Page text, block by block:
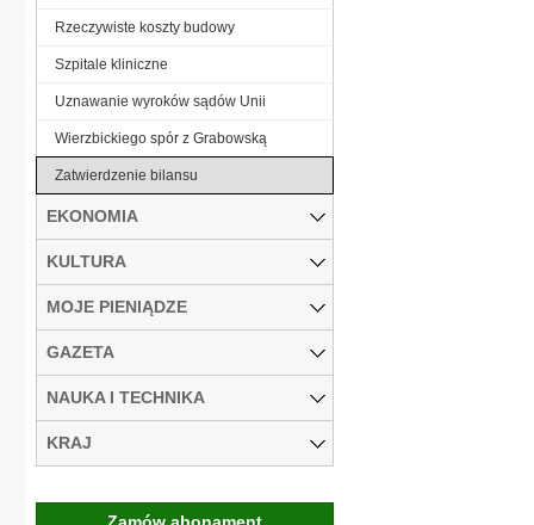
Rzeczywiste koszty budowy
Szpitale kliniczne
Uznawanie wyroków sądów Unii
Wierzbickiego spór z Grabowską
Zatwierdzenie bilansu
EKONOMIA
KULTURA
MOJE PIENIĄDZE
GAZETA
NAUKA I TECHNIKA
KRAJ
Zamów abonament